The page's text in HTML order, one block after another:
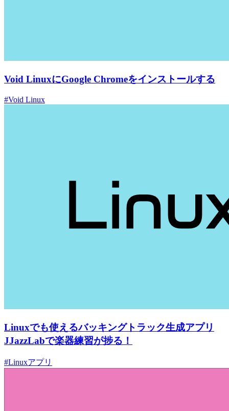
Void LinuxにGoogle Chromeをインストールする
#Void Linux
Linuxでも使えるバッキングトラック生成アプリ
JJazzLabで楽器練習が捗る！
#Linuxアプリ